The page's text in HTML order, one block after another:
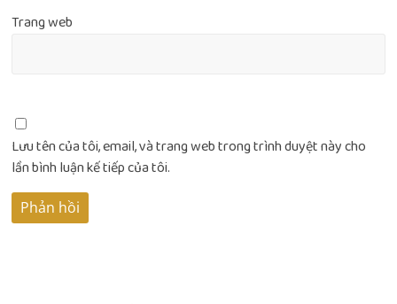
Trang web
Lưu tên của tôi, email, và trang web trong trình duyệt này cho
lần bình luận kế tiếp của tôi.